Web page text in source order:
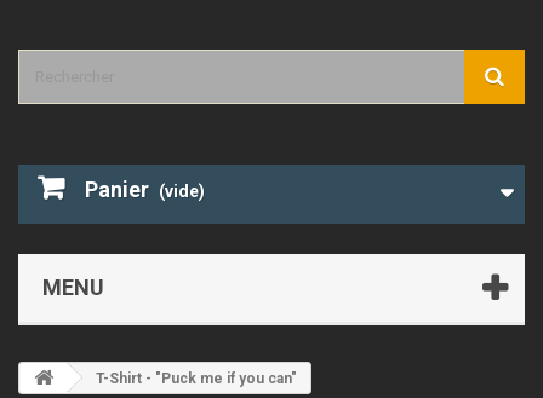
Panier (vide)
MENU
T-Shirt - "Puck me if you can"